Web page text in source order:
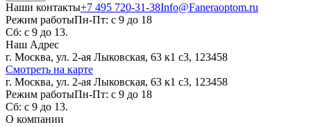
Наши контакты+7 495 720-31-38Info@Faneraoptom.ru
Режим работыПн-Пт: с 9 до 18
Сб: с 9 до 13.
Наш Адрес
г. Москва, ул. 2-ая Лыковская, 63 к1 с3, 123458
Смотреть на карте
г. Москва, ул. 2-ая Лыковская, 63 к1 с3, 123458
Режим работыПн-Пт: с 9 до 18
Сб: с 9 до 13.
О компании